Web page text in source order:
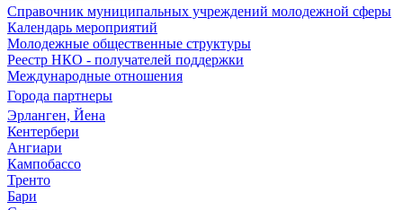
Справочник муниципальных учреждений молодежной сферы
Календарь мероприятий
Молодежные общественные структуры
Реестр НКО - получателей поддержки
Международные отношения
Города партнеры
Эрланген, Йена
Кентербери
Ангиари
Кампобассо
Тренто
Бари